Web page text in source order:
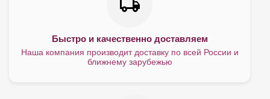
Быстро и качественно доставляем
Наша компания производит доставку по всей России и
ближнему зарубежью